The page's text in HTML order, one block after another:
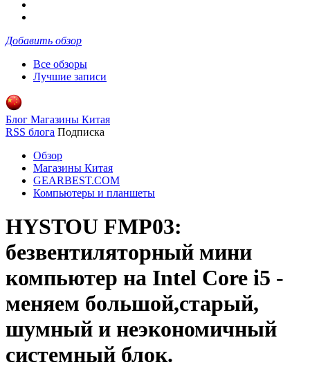
Добавить обзор
Все обзоры
Лучшие записи
Блог Магазины Китая
RSS блога Подписка
Обзор
Магазины Китая
GEARBEST.COM
Компьютеры и планшеты
HYSTOU FMP03:
безвентиляторный мини
компьютер на Intel Core i5 -
меняем большой,старый,
шумный и неэкономичный
системный блок.